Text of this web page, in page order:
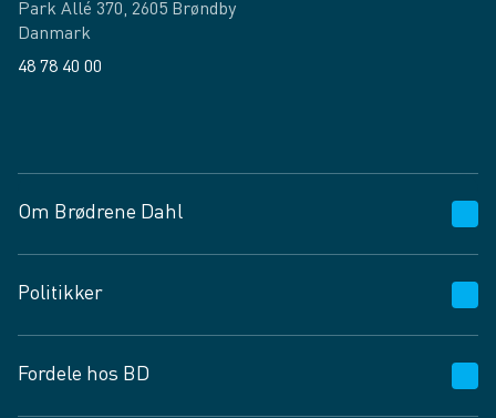
Park Allé 370, 2605 Brøndby
Danmark
48 78 40 00
Om Brødrene Dahl
Vagttelefon 30 10 89 89
Spørgsmål og svar
Job og karriere
Politikker
Privatlivspolitik
Fordele hos BD